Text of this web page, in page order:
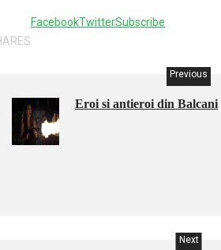
FacebookTwitterSubscribe
Previous
Eroi si antieroi din Balcani
Next